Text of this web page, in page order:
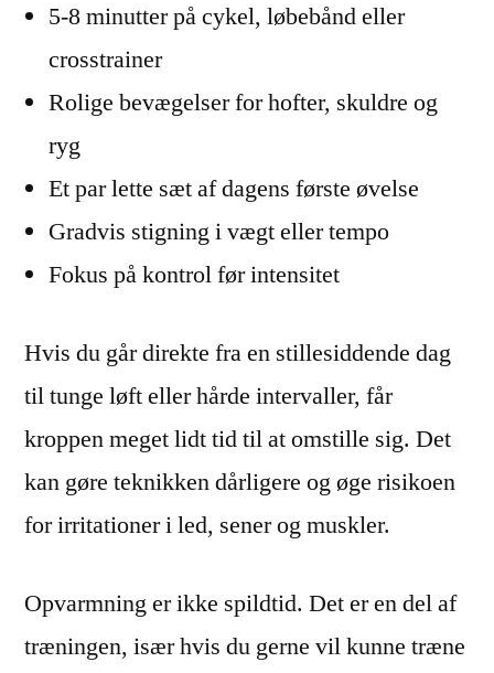
5-8 minutter på cykel, løbebånd eller
crosstrainer
Rolige bevægelser for hofter, skuldre og
ryg
Et par lette sæt af dagens første øvelse
Gradvis stigning i vægt eller tempo
Fokus på kontrol før intensitet
Hvis du går direkte fra en stillesiddende dag
til tunge løft eller hårde intervaller, får
kroppen meget lidt tid til at omstille sig. Det
kan gøre teknikken dårligere og øge risikoen
for irritationer i led, sener og muskler.
Opvarmning er ikke spildtid. Det er en del af
træningen, især hvis du gerne vil kunne træne